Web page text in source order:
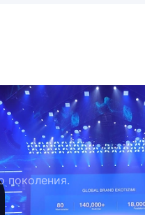
поколения.